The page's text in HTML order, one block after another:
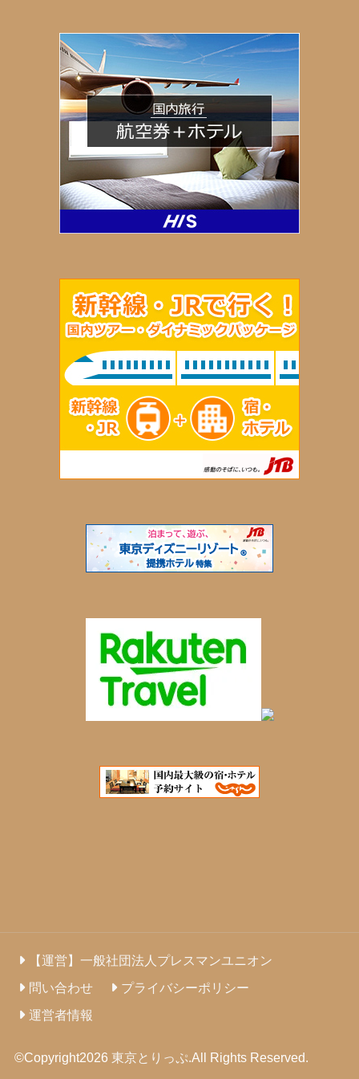
【運営】一般社団法人プレスマンユニオン
問い合わせ
プライバシーポリシー
運営者情報
©Copyright2026 東京とりっぷ.All Rights Reserved.